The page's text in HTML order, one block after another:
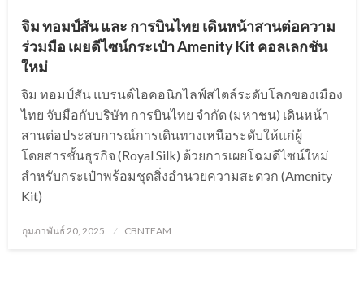
จิม ทอมป์สัน และ การบินไทย เดินหน้าสานต่อความ
ร่วมมือ เผยดีไซน์กระเป๋า Amenity Kit คอลเลกชัน
ใหม่
จิม ทอมป์สัน แบรนด์ไอคอนิกไลฟ์สไตล์ระดับโลกของเมือง
ไทย จับมือกับบริษัท การบินไทย จำกัด (มหาชน) เดินหน้า
สานต่อประสบการณ์การเดินทางเหนือระดับให้แก่ผู้
โดยสารชั้นธุรกิจ (Royal Silk) ด้วยการเผยโฉมดีไซน์ใหม่
สำหรับกระเป๋าพร้อมชุดสิ่งอำนวยความสะดวก (Amenity
Kit)
Posted
กุมภาพันธ์ 20, 2025 CBNTEAM